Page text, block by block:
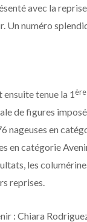
avec la
Un numéro
ensuite tenue la 1ère
de figures
nageuses en
en catégorie
les
reprises.
: Chiara